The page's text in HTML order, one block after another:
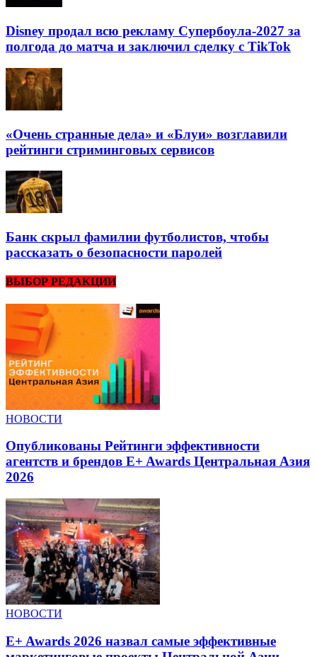
Disney продал всю рекламу Супербоула-2027 за
полгода до матча и заключил сделку с TikTok
«Очень странные дела» и «Блуи» возглавили
рейтинги стриминговых сервисов
Банк скрыл фамилии футболистов, чтобы
рассказать о безопасности паролей
ВЫБОР РЕДАКЦИИ
НОВОСТИ
Опубликованы Рейтинги эффективности
агентств и брендов E+ Awards Центральная Азия
2026
НОВОСТИ
E+ Awards 2026 назвал самые эффективные